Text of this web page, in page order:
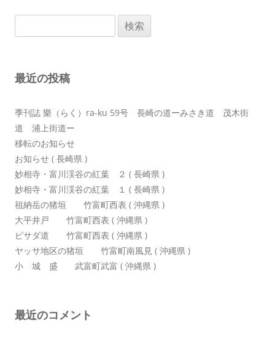
ョ
索:
最近の投稿
季刊誌 樂（らく）ra-ku 59号 長崎の道ーみさき道 茂木街
道 浦上街道ー
移転のお知らせ
お知らせ ( 長崎県 )
妙相寺・富川渓谷の紅葉 ２ ( 長崎県 )
妙相寺・富川渓谷の紅葉 １ ( 長崎県 )
祖納岳の猪垣 竹富町西表 ( 沖縄県 )
大平井戸 竹富町西表 ( 沖縄県 )
ピサダ道 竹富町西表 ( 沖縄県 )
ヤッサ地区の猪垣 竹富町南風見 ( 沖縄県 )
小 城 盛 武富町武富 ( 沖縄県 )
最近のコメント